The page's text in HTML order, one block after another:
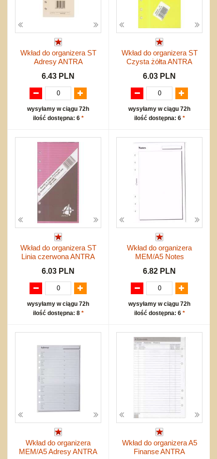
Wkład do organizera ST
Adresy ANTRA
6.43 PLN
wysyłamy w ciągu 72h
ilość dostępna: 6 *
Wkład do organizera ST
Czysta żółta ANTRA
6.03 PLN
wysyłamy w ciągu 72h
ilość dostępna: 6 *
Wkład do organizera ST
Linia czerwona ANTRA
6.03 PLN
wysyłamy w ciągu 72h
ilość dostępna: 8 *
Wkład do organizera
MEM/A5 Notes
6.82 PLN
wysyłamy w ciągu 72h
ilość dostępna: 6 *
Wkład do organizera
MEM/A5 Adresy ANTRA
Wkład do organizera A5
Finanse ANTRA